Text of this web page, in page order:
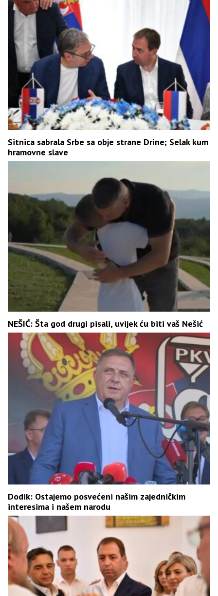
Sitnica sabrala Srbe sa obje strane Drine; Selak kum
hramovne slave
NEŠIĆ: Šta god drugi pisali, uvijek ću biti vaš Nešić
Dodik: Ostajemo posvećeni našim zajedničkim
interesima i našem narodu